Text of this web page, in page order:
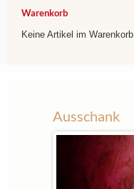
Warenkorb
Keine Artikel im Warenkorb
Ausschank